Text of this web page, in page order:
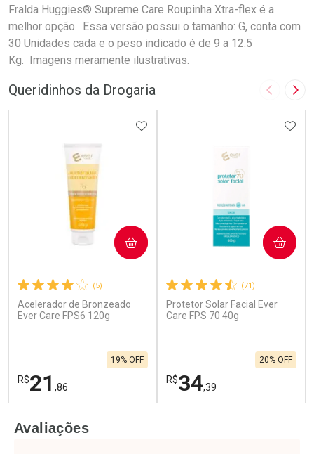
Fralda Huggies® Supreme Care Roupinha Xtra-flex é a
melhor opção. Essa versão possui o tamanho: G, conta com
30 Unidades cada e o peso indicado é de 9 a 12.5
Kg. Imagens meramente ilustrativas.
Queridinhos da Drogaria Imagem
(5)
Acelerador de Bronzeado
Ever Care FPS6 120g
R$21 ,86
19% OFF
ADICIONAR AOS FAVORITOS
COMPRAR
(71)
Protetor Solar Facial Ever
Care FPS 70 40g
R$34,39
20% OFF
COMPRAR
Avaliações